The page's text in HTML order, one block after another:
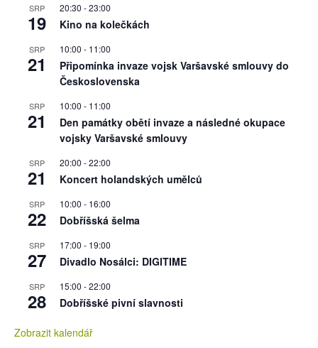
SRP
19
20:30 -23:00
Kino na kolečkách
SRP
21
10:00 - 11:00
Připomínka invaze vojsk Varšavské smlouvy do
Československa
SRP
21
10:00 - 11:00
Den památky obětí invaze a následné okupace
vojsky Varšavské smlouvy
SRP
21
20:00 -22:00
Koncert holandských umělců
SRP
22
10:00 - 16:00
Dobříšská šelma
SRP
27
17:00 - 19:00
Divadlo Nosálci: DIGITIME
SRP
28
15:00 -22:00
Dobříšské pivní slavnosti
Zobrazit kalendář